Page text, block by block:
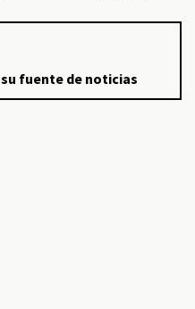
fuente de noticias